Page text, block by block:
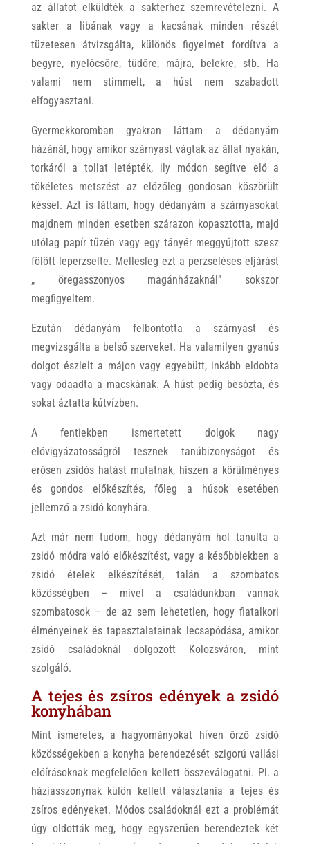
az állatot elküldték a sakterhez szemrevételezni. A
sakter a libának vagy a kacsának minden részét
tüzetesen átvizsgálta, különös figyelmet fordítva a
begyre, nyelőcsőre, tüdőre, májra, belekre, stb. Ha
valami nem stimmelt, a húst nem szabadott
elfogyasztani.
Gyermekkoromban gyakran láttam a dédanyám
házánál, hogy amikor szárnyast vágtak az állat nyakán,
torkáról a tollat letépték, ily módon segítve elő a
tökéletes metszést az előzőleg gondosan köszörült
késsel. Azt is láttam, hogy dédanyám a szárnyasokat
majdnem minden esetben szárazon kopasztotta, majd
utólag papír tűzén vagy egy tányér meggyújtott szesz
fölött leperzselte. Mellesleg ezt a perzseléses eljárást
„ öregasszonyos magánházaknál” sokszor
megfigyeltem.
Ezután dédanyám felbontotta a szárnyast és
megvizsgálta a belső szerveket. Ha valamilyen gyanús
dolgot észlelt a májon vagy egyebütt, inkább eldobta
vagy odaadta a macskának. A húst pedig besózta, és
sokat áztatta kútvízben.
A fentiekben ismertetett dolgok nagy
elővigyázatosságról tesznek tanúbizonyságot és
erősen zsidós hatást mutatnak, hiszen a körülményes
és gondos előkészítés, főleg a húsok esetében
jellemző a zsidó konyhára.
Azt már nem tudom, hogy dédanyám hol tanulta a
zsidó módra való előkészítést, vagy a későbbiekben a
zsidó ételek elkészítését, talán a szombatos
közösségben – mivel a családunkban vannak
szombatosok – de az sem lehetetlen, hogy fiatalkori
élményeinek és tapasztalatainak lecsapódása, amikor
zsidó családoknál dolgozott Kolozsváron, mint
szolgáló.
A tejes és zsíros edények a zsidó
konyhában
Mint ismeretes, a hagyományokat híven őrző zsidó
közösségekben a konyha berendezését szigorú vallási
előírásoknak megfelelően kellett összeválogatni. Pl. a
háziasszonynak külön kellett választania a tejes és
zsíros edényeket. Módos családoknál ezt a problémát
úgy oldották meg, hogy egyszerűen berendeztek két